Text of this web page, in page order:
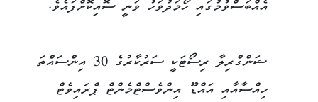
އެއްބަސްވުމުގައި ހޯމަދުވަހު ވަނީ ސޮއިކޮށްފައެވެ.
ޝަންގްރިލާ ރިސޯޓަކީ ސަރުކާރުގެ 30 އިންސައްތަ
ހިއްސާއާއި އައްޑޫ އިންވެސްޓްމެންޓް ޕްރައިވެޓް